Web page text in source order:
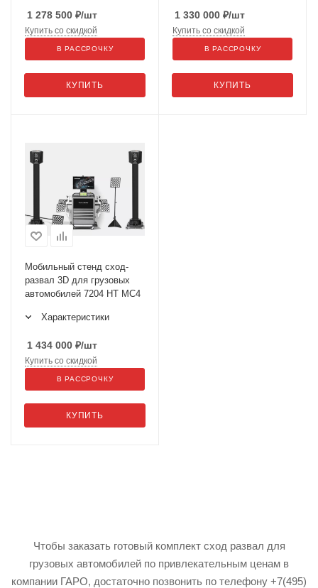
1 278 500 ₽/шт
КУПИТЬ
Купить со скидкой
В РАССРОЧКУ
1 330 000 ₽/шт
КУПИТЬ
Купить со скидкой
В РАССРОЧКУ
Мобильный стенд сход-
развал 3D для грузовых
автомобилей 7204 HT MC4
Характеристики
1 434 000 ₽/шт
КУПИТЬ
Купить со скидкой
В РАССРОЧКУ
Чтобы заказать готовый комплект сход развал для
грузовых автомобилей по привлекательным ценам в
компании ГАРО, достаточно позвонить по телефону +7(495)